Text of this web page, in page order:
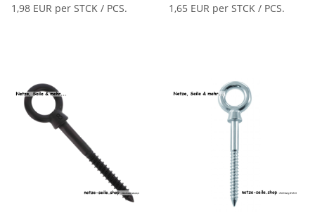
1,98 EUR per STCK / PCS.
1,65 EUR per STCK / PCS.